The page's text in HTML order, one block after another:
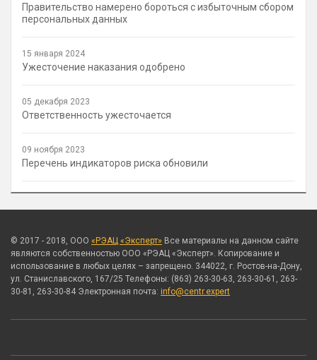
Правительство намерено бороться с избыточным сбором
персональных данных
15 января 2024
Ужесточение наказания одобрено
05 декабря 2023
Ответственность ужесточается
09 ноября 2023
Перечень индикаторов риска обновили
© 2017 - 2018, ООО «РЭАЦ «Эксперт» Все материалы на данном сайте
являются собственностью ООО «РЭАЦ «Эксперт». Копирование и
использование в любых целях – запрещено. 344022, г. Ростов-на-Дону,
ул. Станиславского, 167/25 Телефоны: (863) 263-30-63, 263-30-61, 263-
30-81, 263-30-84 Электронная почта: info@centr.expert